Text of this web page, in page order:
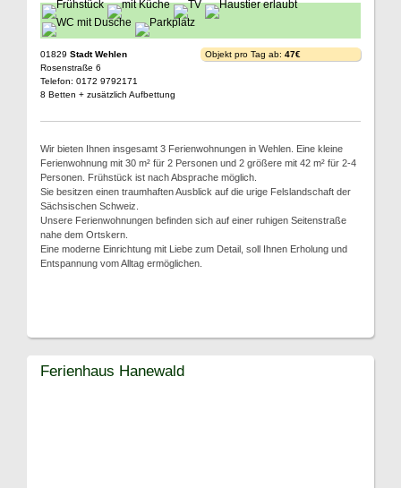
01829 Stadt Wehlen
Rosenstraße 6
Telefon: 0172 9792171
8 Betten + zusätzlich Aufbettung
Objekt pro Tag ab: 47€
Wir bieten Ihnen insgesamt 3 Ferienwohnungen in Wehlen. Eine kleine
Ferienwohnung mit 30 m² für 2 Personen und 2 größere mit 42 m² für 2-4
Personen. Frühstück ist nach Absprache möglich.
Sie besitzen einen traumhaften Ausblick auf die urige Felslandschaft der
Sächsischen Schweiz.
Unsere Ferienwohnungen befinden sich auf einer ruhigen Seitenstraße
nahe dem Ortskern.
Eine moderne Einrichtung mit Liebe zum Detail, soll Ihnen Erholung und
Entspannung vom Alltag ermöglichen.
Ferienhaus Hanewald